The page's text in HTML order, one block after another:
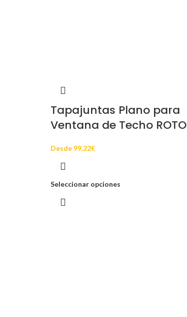
Tapajuntas Plano para
Ventana de Techo ROTO
Desde 99.22€
Seleccionar opciones